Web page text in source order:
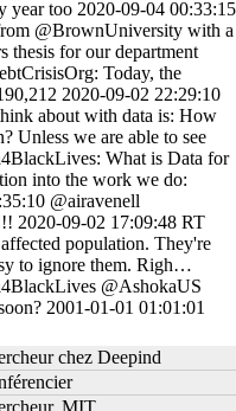
chez Deepind
MIT